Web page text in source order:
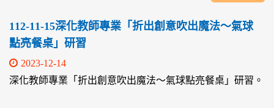
112-11-15深化教師專業「折出創意吹出魔法～氣球
點亮餐桌」研習
2023-12-14
深化教師專業「折出創意吹出魔法～氣球點亮餐桌」研習。